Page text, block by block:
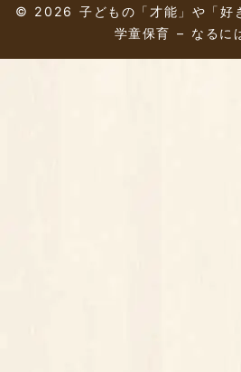
© 2026 子どもの「才能」や「好
学童保育 – なるに